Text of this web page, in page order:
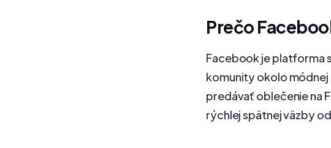
Prečo
Facebook je platforma
komunity okolo módnej
predávať oblečenie na
rýchlej spätnej väzby